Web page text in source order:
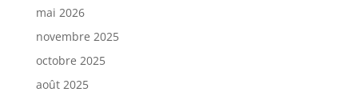
mai 2026
novembre 2025
octobre 2025
août 2025